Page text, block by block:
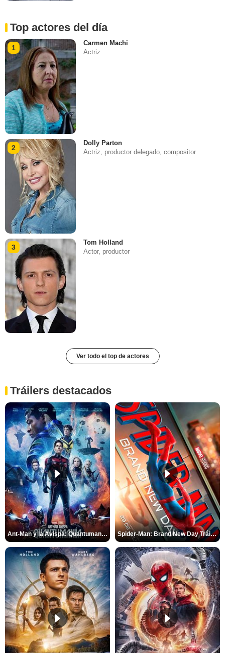
Top actores del día
1
Carmen Machi
Actriz
2
Dolly Parton
Actriz, productor delegado, compositor
3
Tom Holland
Actor, productor
Ver todo el top de actores
Tráilers destacados
Ant-Man y la Avispa: Quantumanía Tráiler (2) Spider-Man: Brand New Day Tráiler (3)